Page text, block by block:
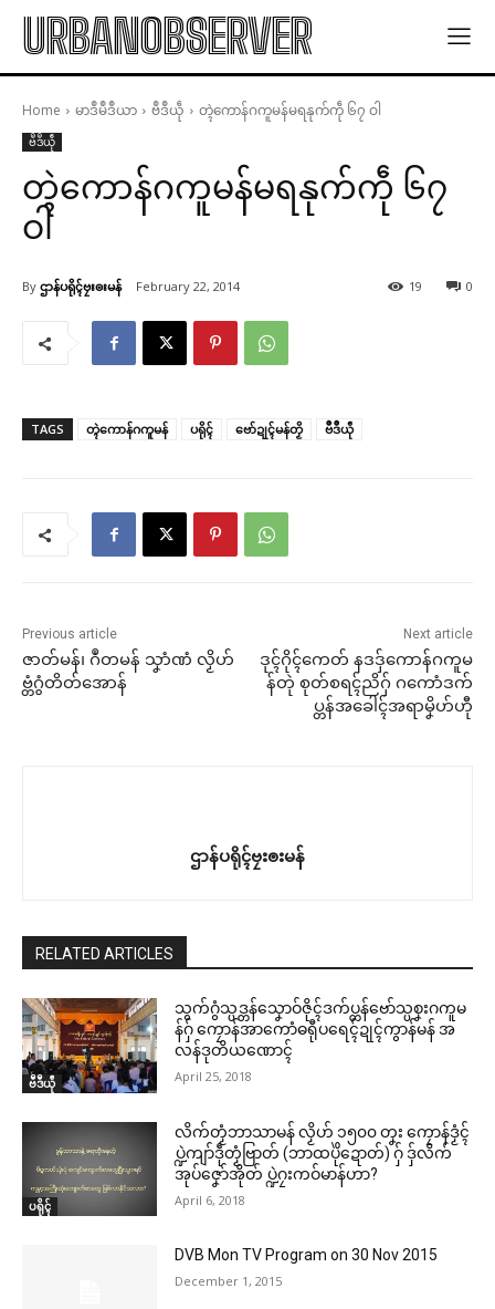
URBANOBSERVER
Home မာဒဳမဳဒဳယာ ဗဳဒဳယဵု တ္ၚဲကောန်ဂကူမန်မရနုက်ကဵု ၆၇ ဝါ
ဗဳဒဳယဵု
တ္ၚဲကောန်ဂကူမန်မရနုက်ကဵု ၆၇
ဝါ
By ဌာန်ပရိုၚ်ဗၠးၜးမန် February 22, 2014 0
19
TAGS တ္ၚဲကောန်ဂကူမန် ပရိုၚ် ဗော်ဍုၚ်မန်တၟိ ဗဳဒဳယဵု
Previous article
ဇာတ်မန်၊ ဂဳတမန် သၞာံဏံ လၟိဟ်
ဗ္တံဂွံတိတ်အောန်
Next article
ဒုၚ်ဂိုၚ်ကေတ် နဒဒှ်ကောန်ဂကူမ
န်တုဲ စုတ်စရၚ်ညိဂှ် ဂကောံဒက်
ပ္တန်အခေါၚ်အရာမၞိဟ်ဟီု
ဌာန်ပရိုၚ်ဗၠးၜးမန်
RELATED ARTICLES
ဗဳဒဳယဵု
သွက်ဂွံသ္ပဒ္တန်သၞောဝ်ဇိုၚ်ဒက်ပ္တန်ဗော်သ္ပစၞးဂကူမ
န်ဂှ် ကၠောန်အာကောံဓရီုပရေၚ်ဍုၚ်ကွာန်မန် အ
လန်ဒုတိယဏောၚ်
April 25, 2018
ပရိုၚ်
လိက်တၟံဘာသာမန် လၟိဟ် ၁၅၀၀ တၞး ကၠောန်ဒၟံၚ်
ပ္ဍဲကျာ်ဒဵုတၟံဗြာတ် (ဘာထပိုဲဍောတ်) ဂှ် ဒှ်လိက်
အုပ်ဇၞော်အိုတ် ပ္ဍဲဂၠးကဝ်မာန်ဟာ?
April 6, 2018
DVB Mon TV Program on 30 Nov 2015
December 1, 2015